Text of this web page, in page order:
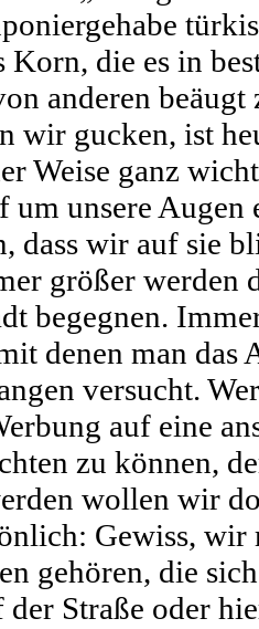
Korn, die es in
anderen beäugt
wir gucken, ist
Weise ganz
um unsere
dass wir auf sie
größer werden
begegnen.
denen man das
versucht.
auf eine
zu können,
wollen wir
Gewiss,
gehören, die
der Straße oder